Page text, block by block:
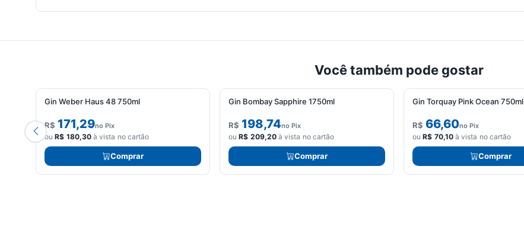
Adicione
começar.
Você também pode gostar
Gin Weber Haus 48 750ml
R$ 171,29no Pix
ouR$ 180,30à vista no cartão
Comprar
Gin Bombay Sapphire 1750ml
R$ 198,74no Pix
ouR$ 209,20à vista no cartão
Comprar
Gin Torquay Pink Ocean 750ml
R$ 66,60no Pix
ouR$ 70,10à vista no cartão
Comprar